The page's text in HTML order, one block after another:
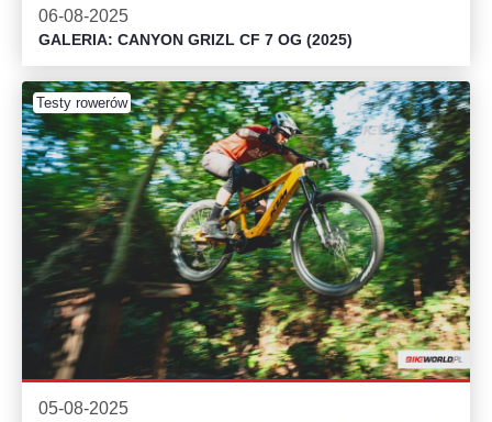
06-08-2025
GALERIA: CANYON GRIZL CF 7 OG (2025)
Testy rowerów
05-08-2025